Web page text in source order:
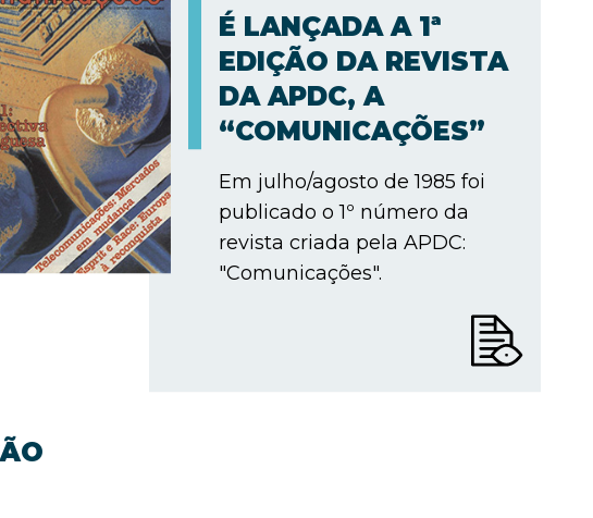
É LANÇADA A 1ª
EDIÇÃO DA REVISTA
DA APDC, A
“COMUNICAÇÕES”
Em julho/agosto de 1985 foi
publicado o 1º número da
revista criada pela APDC:
"Comunicações".